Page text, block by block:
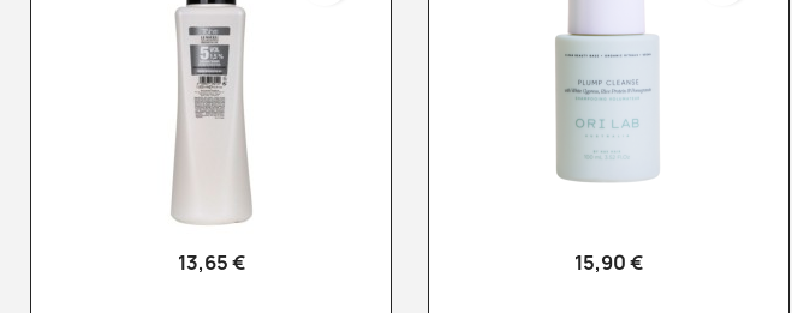
Vista rápida
13,65 € Vista rápida
15,90 €